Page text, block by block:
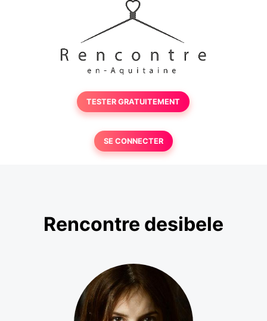
TESTER GRATUITEMENT
SE CONNECTER
Rencontre desibele